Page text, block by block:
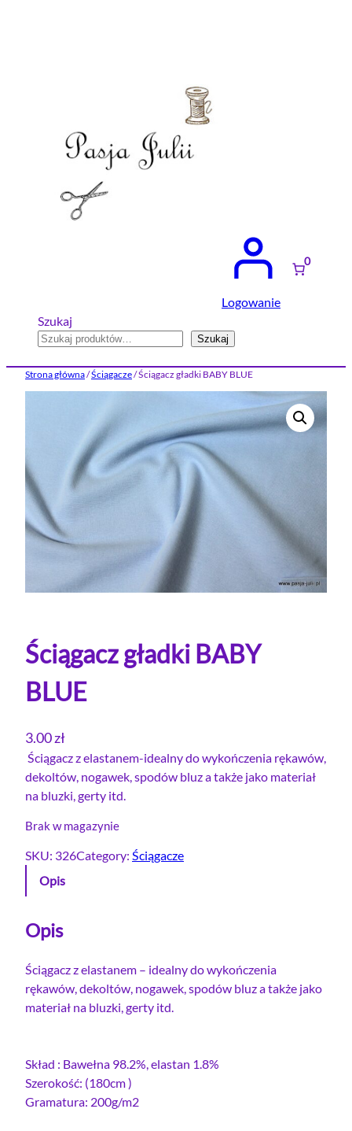
Logowanie
0
Szukaj
Szukaj
Strona główna/Ściągacze/ Ściągacz gładki BABY BLUE
Ściągacz gładki BABY
BLUE
3.00zł
Ściągacz z elastanem-idealny do wykończenia rękawów,
dekoltów, nogawek, spodów bluz a także jako materiał
na bluzki, gerty itd.
Brak w magazynie
SKU: 326Category: Ściągacze
Opis
Opis
Ściągacz z elastanem – idealny do wykończenia
rękawów, dekoltów, nogawek, spodów bluz a także jako
materiał na bluzki, gerty itd.
Skład : Bawełna 98.2%, elastan 1.8%
Szerokość: (180cm )
Gramatura: 200g/m2